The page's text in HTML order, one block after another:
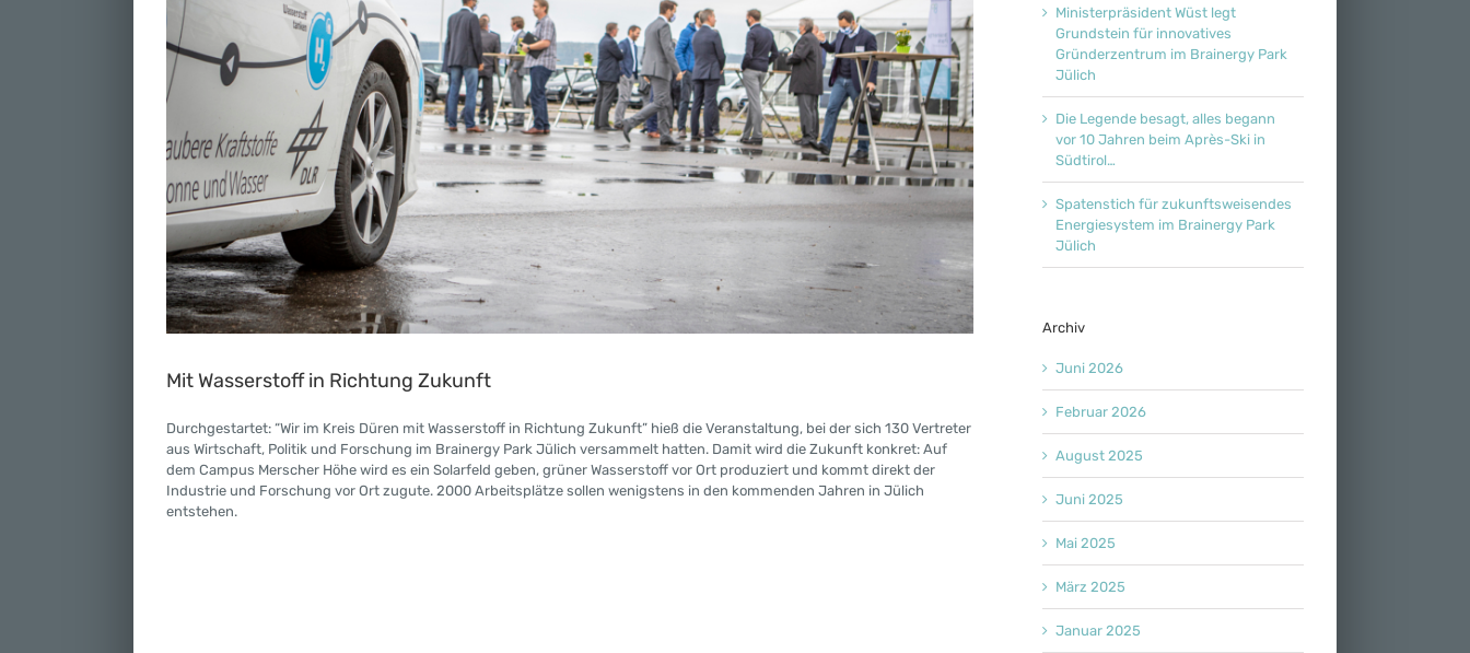
Mit Wasserstoff in Richtung Zukunft
Durchgestartet: “Wir im Kreis Düren mit Wasserstoff in Richtung Zukunft” hieß die Veranstaltung, bei der sich 130 Vertreter
aus Wirtschaft, Politik und Forschung im Brainergy Park Jülich versammelt hatten. Damit wird die Zukunft konkret: Auf
dem Campus Merscher Höhe wird es ein Solarfeld geben, grüner Wasserstoff vor Ort produziert und kommt direkt der
Industrie und Forschung vor Ort zugute. 2000 Arbeitsplätze sollen wenigstens in den kommenden Jahren in Jülich
entstehen.
Ministerpräsident Wüst legt
Grundstein für innovatives
Gründerzentrum im Brainergy Park
Jülich
Die Legende besagt, alles begann
vor 10 Jahren beim Après-Ski in
Südtirol…
Spatenstich für zukunftsweisendes
Energiesystem im Brainergy Park
Jülich
Archiv
Juni 2026
Februar 2026
August 2025
Juni 2025
Mai 2025
März 2025
Januar 2025